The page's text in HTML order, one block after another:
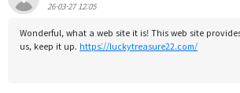
26-03-27 12:05
Wonderful, what a web site it is! This web site
us, keep it up. https://luckytreasure22.com/